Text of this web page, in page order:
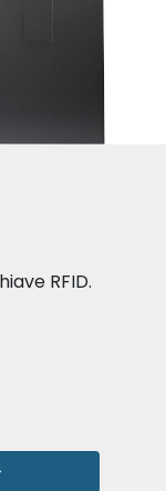
RFID.